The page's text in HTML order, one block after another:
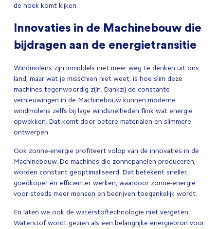
de hoek komt kijken.
Innovaties in de Machinebouw die
bijdragen aan de energietransitie
Windmolens zijn inmiddels niet meer weg te denken uit ons
land, maar wat je misschien niet weet, is hoe slim deze
machines tegenwoordig zijn. Dankzij de constante
vernieuwingen in de Machinebouw kunnen moderne
windmolens zelfs bij lage windsnelheden flink wat energie
opwekken. Dat komt door betere materialen en slimmere
ontwerpen.
Ook zonne-energie profiteert volop van de innovaties in de
Machinebouw. De machines die zonnepanelen produceren,
worden constant geoptimaliseerd. Dat betekent sneller,
goedkoper én efficiënter werken, waardoor zonne-energie
voor steeds meer mensen en bedrijven toegankelijk wordt.
En laten we ook de waterstoftechnologie niet vergeten.
Waterstof wordt gezien als een belangrijke energiebron voor